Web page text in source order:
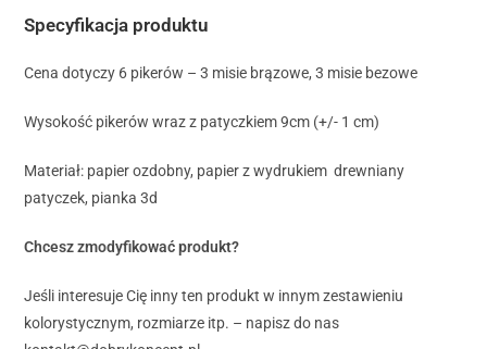
Specyfikacja produktu
Cena dotyczy 6 pikerów – 3 misie brązowe, 3 misie bezowe
Wysokość pikerów wraz z patyczkiem 9cm (+/- 1 cm)
Materiał: papier ozdobny, papier z wydrukiem drewniany
patyczek, pianka 3d
Chcesz zmodyfikować produkt?
Jeśli interesuje Cię inny ten produkt w innym zestawieniu
kolorystycznym, rozmiarze itp. – napisz do nas